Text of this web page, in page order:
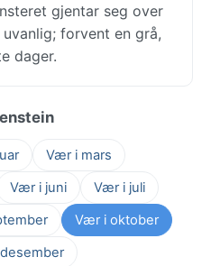
gjentar seg over
forvent en grå,
dager.
Vær i mars
Vær i juni
Vær i juli
Vær i oktober